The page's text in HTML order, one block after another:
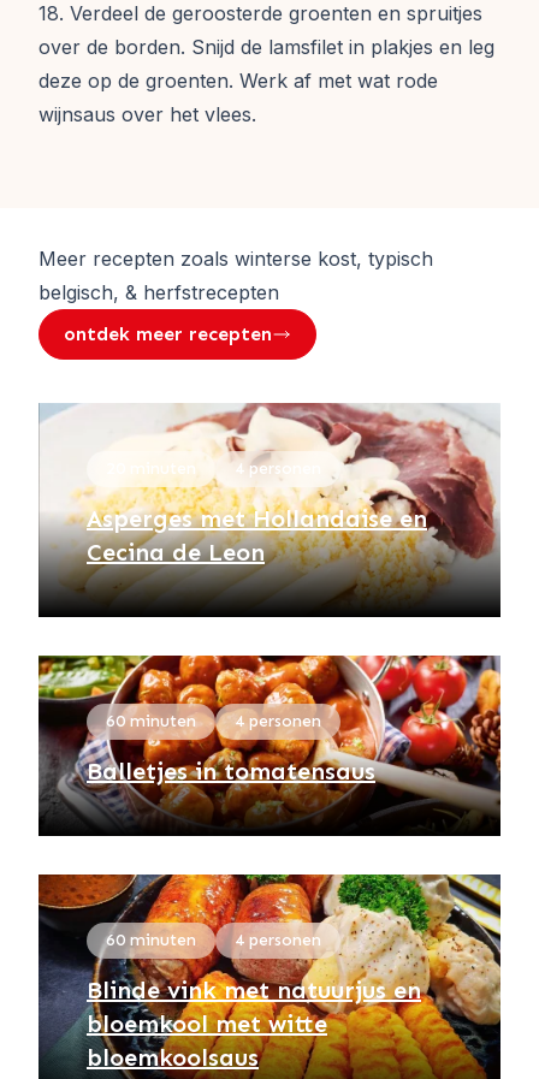
18. Verdeel de geroosterde groenten en spruitjes
over de borden. Snijd de lamsfilet in plakjes en leg
deze op de groenten. Werk af met wat rode
wijnsaus over het vlees.
Meer recepten zoals winterse kost, typisch
belgisch, & herfstrecepten
ontdek meer recepten
20 minuten 4 personen
Asperges met Hollandaise en
Cecina de Leon
60 minuten 4 personen
Balletjes in tomatensaus
60 minuten 4 personen
Blinde vink met natuurjus en
bloemkool met witte
bloemkoolsaus